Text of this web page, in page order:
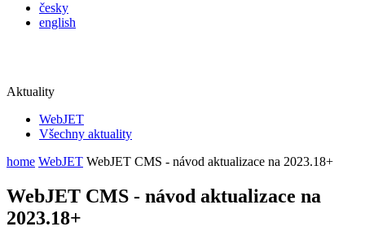
česky
english
Aktuality
WebJET
Všechny aktuality
home WebJET WebJET CMS - návod aktualizace na 2023.18+
WebJET CMS - návod aktualizace na
2023.18+